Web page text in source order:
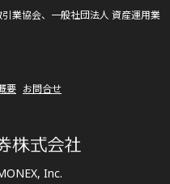
Inc.
業協会、一般社団法人 資産運用業
要 お問合せ